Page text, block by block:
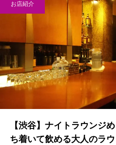
お店紹介
【渋谷】ナイトラウンジ
ち着いて飲める大人のラ